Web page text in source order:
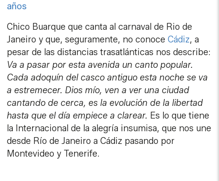
años
Chico Buarque que canta al carnaval de Rio de
Janeiro y que, seguramente, no conoceCádiz, a
pesar de las distancias trasatlánticas nos describe:
Va a pasar por esta avenida un canto popular.
Cada adoquín del casco antiguo esta noche se va
a estremecer. Dios mío, ven a ver una ciudad
cantando de cerca, es la evolución de la libertad
hasta que el día empiece a clarear. Es lo que tiene
la Internacional de la alegría insumisa, que nos une
desde Río de Janeiro a Cádiz pasando por
Montevideo y Tenerife.